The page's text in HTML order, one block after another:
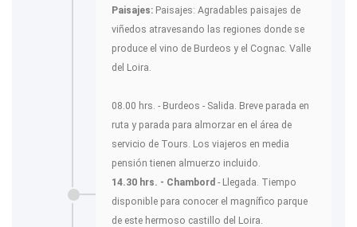
Paisajes: Paisajes: Agradables paisajes de
viñedos atravesando las regiones donde se
produce el vino de Burdeos y el Cognac. Valle
del Loira.
08.00 hrs. - Burdeos - Salida. Breve parada en
ruta y parada para almorzar en el área de
servicio de Tours. Los viajeros en media
pensión tienen almuerzo incluido.
14.30 hrs. - Chambord - Llegada. Tiempo
disponible para conocer el magnífico parque
de este hermoso castillo del Loira.